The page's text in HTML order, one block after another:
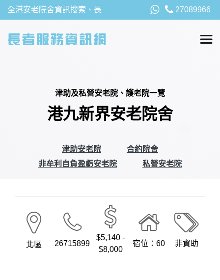
全港安老院舍資訊搜索、長 27089966
津助及私營安老院、護老院一覽
港九新界安老院舍
津助安老院
合約院舍
非牟利自負盈虧安老院
私營安老院
北區 26715899
$5,140 -
$8,000
宿位：60 非資助